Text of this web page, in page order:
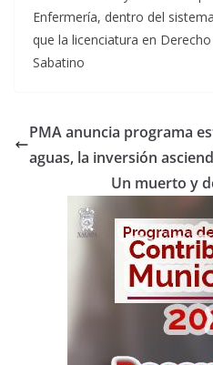
Enfermería, dentro del
que la licenciatura en
Sabatino
PMA anuncia programa
aguas, la inversión
Un muerto y